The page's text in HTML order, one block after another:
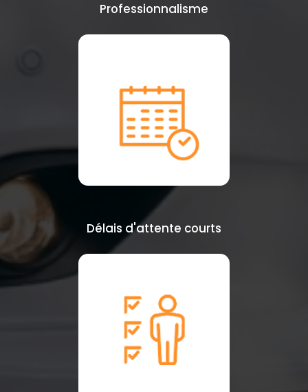
Professionnalisme
Délais d'attente courts